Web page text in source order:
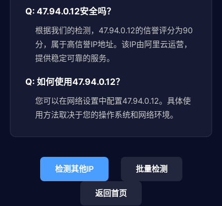
Q: 47.94.0.12安全吗？
根据我们的检测，47.94.0.12的信誉评分为90
分，属于高信誉IP地址。该IP由阿里云运营，
提供稳定可靠的服务。
Q: 如何使用47.94.0.12？
您可以在网络设置中配置47.94.0.12。具体使
用方法取决于您的操作系统和网络环境。
检测其他IP 批量检测
返回首页